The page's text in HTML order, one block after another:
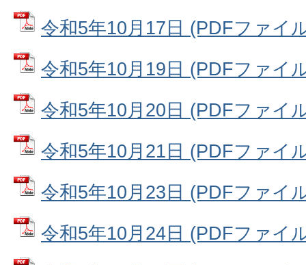
令和5年10月17日 (PDFファイ
令和5年10月19日 (PDFファイ
令和5年10月20日 (PDFファイ
令和5年10月21日 (PDFファイ
令和5年10月23日 (PDFファイ
令和5年10月24日 (PDFファイ